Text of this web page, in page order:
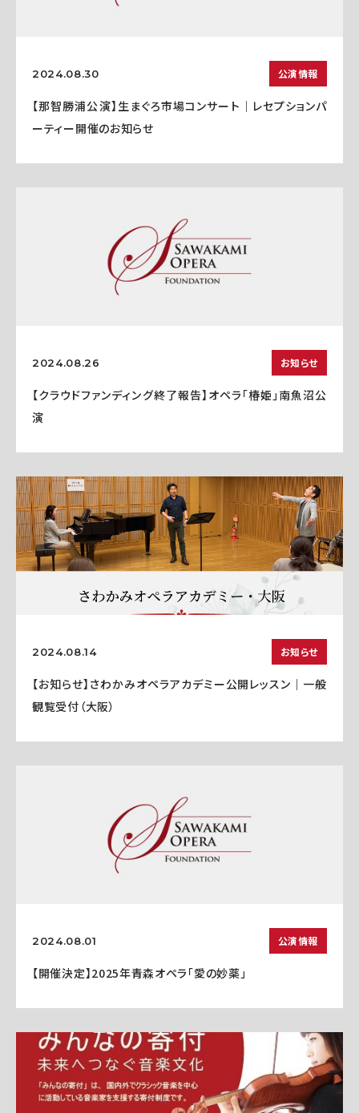
2024.08.30 公演情報
【那智勝浦公演】生まぐろ市場コンサート｜レセプションパ
ーティー開催のお知らせ
2024.08.26 お知らせ
【クラウドファンディング終了報告】オペラ「椿姫」南魚沼公
演
2024.08.14 お知らせ
【お知らせ】さわかみオペラアカデミー公開レッスン｜一般
観覧受付（大阪）
2024.08.01 公演情報
【開催決定】2025年青森オペラ「愛の妙薬」